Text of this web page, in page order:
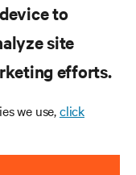
tendências em
os tópicos
as discussões
sobre
to
site
efforts.
we use,click